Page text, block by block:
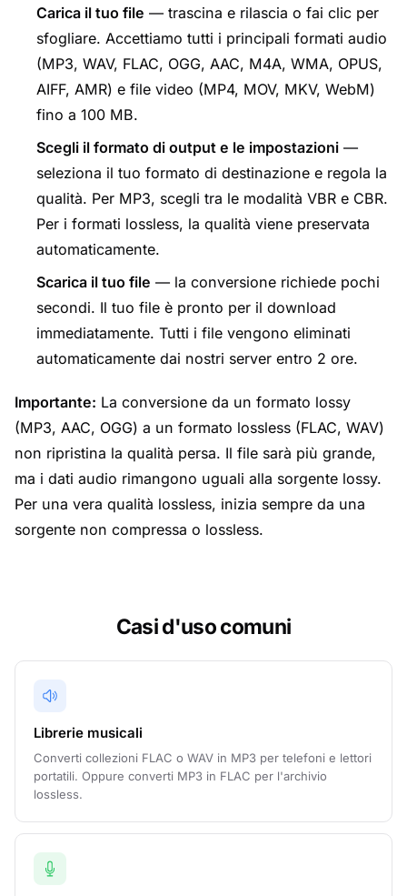
Carica il tuo file — trascina e rilascia o fai clic per
sfogliare. Accettiamo tutti i principali formati audio
(MP3, WAV, FLAC, OGG, AAC, M4A, WMA, OPUS,
AIFF, AMR) e file video (MP4, MOV, MKV, WebM)
fino a 100 MB.
Scegli il formato di output e le impostazioni —
seleziona il tuo formato di destinazione e regola la
qualità. Per MP3, scegli tra le modalità VBR e CBR.
Per i formati lossless, la qualità viene preservata
automaticamente.
Scarica il tuo file — la conversione richiede pochi
secondi. Il tuo file è pronto per il download
immediatamente. Tutti i file vengono eliminati
automaticamente dai nostri server entro 2 ore.
Importante: La conversione da un formato lossy
(MP3, AAC, OGG) a un formato lossless (FLAC, WAV)
non ripristina la qualità persa. Il file sarà più grande,
ma i dati audio rimangono uguali alla sorgente lossy.
Per una vera qualità lossless, inizia sempre da una
sorgente non compressa o lossless.
Casi d'uso comuni
Librerie musicali
Converti collezioni FLAC o WAV in MP3 per telefoni e lettori
portatili. Oppure converti MP3 in FLAC per l'archivio
lossless.